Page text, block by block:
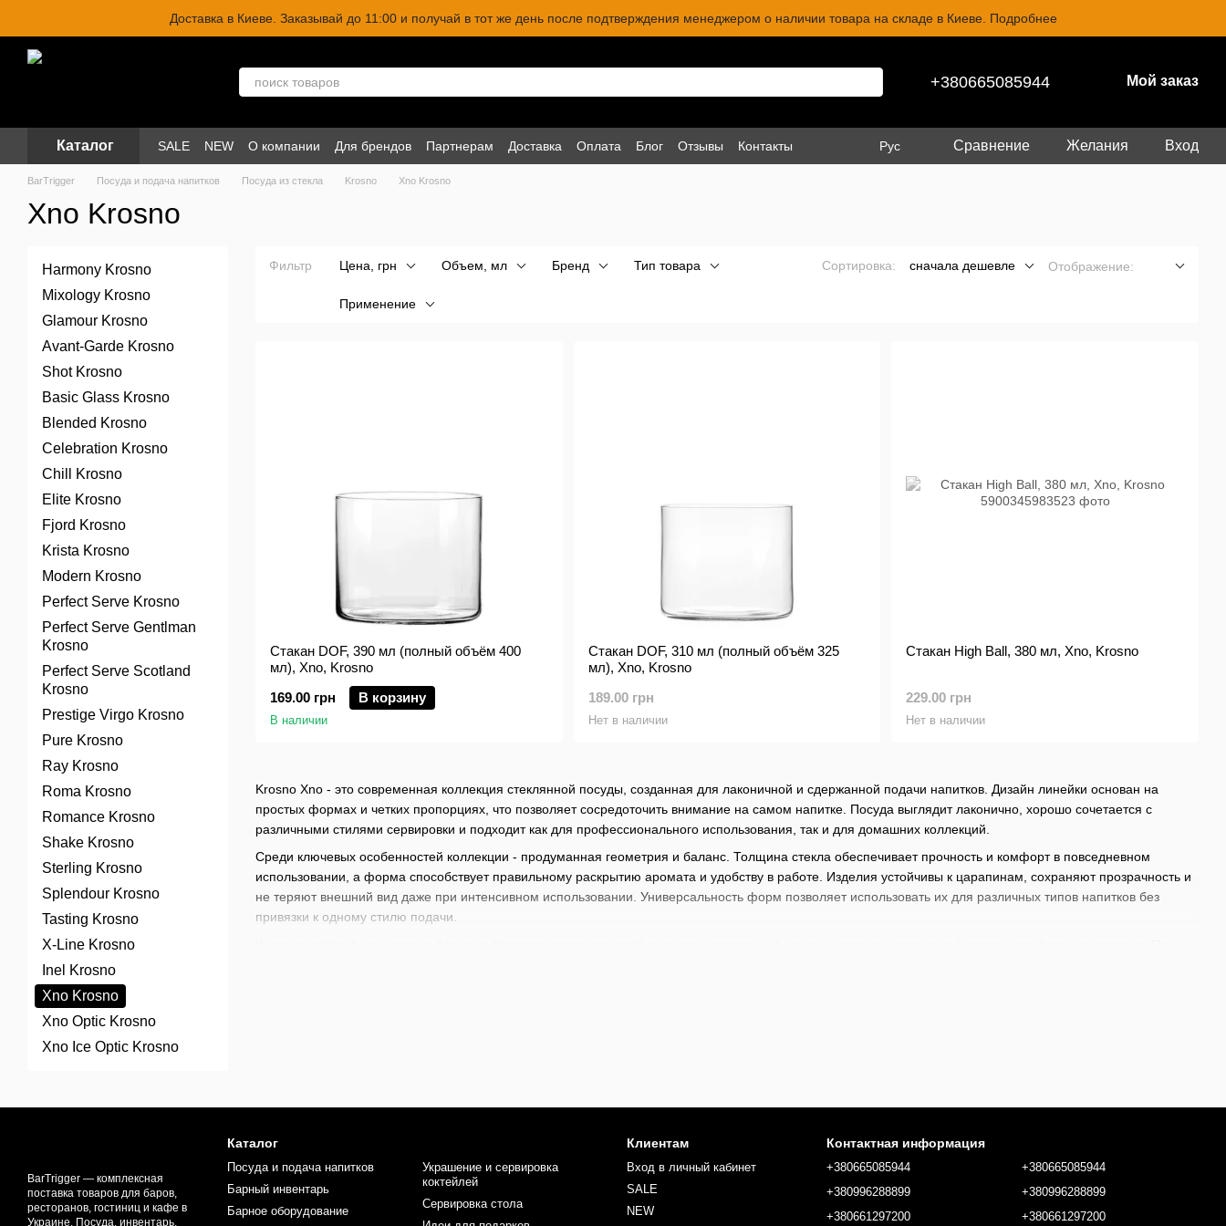
Перейти к основному контентуДоставка в Киеве. Заказывай до 11:00 и получай в тот же день после подтверждения менеджером о наличии товара на складе в Киеве. Подробнее
+380665085944 Мой заказ
Каталог SALE NEW О компании Для брендов Партнерам Доставка Оплата Блог Отзывы Контакты Рус Сравнение Желания Вход
BarTrigger Посуда и подача напитков Посуда из стекла Krosno Xno Krosno
Xno Krosno
Фильтр Цена, грн Объем, мл Бренд Тип товара
Применение
Сортировка: сначала дешевле Отображение:
Krosno Xno - это современная коллекция стеклянной посуды, созданная для лаконичной и сдержанной подачи напитков. Дизайн линейки основан на
простых формах и четких пропорциях, что позволяет сосредоточить внимание на самом напитке. Посуда выглядит лаконично, хорошо сочетается с
различными стилями сервировки и подходит как для профессионального использования, так и для домашних коллекций.
Среди ключевых особенностей коллекции - продуманная геометрия и баланс. Толщина стекла обеспечивает прочность и комфорт в повседневном
использовании, а форма способствует правильному раскрытию аромата и удобству в работе. Изделия устойчивы к царапинам, сохраняют прозрачность и
не теряют внешний вид даже при интенсивном использовании. Универсальность форм позволяет использовать их для различных типов напитков без
привязки к одному стилю подачи.
Стакан DOF, 390 мл (полный объём 400
мл), Xno, Krosno
169.00 грн
В корзину
В наличии
Стакан DOF, 310 мл (полный объём 325
мл), Xno, Krosno
189.00 грн
Нет в наличии
Стакан High Ball, 380 мл, Xno, Krosno
229.00 грн
Нет в наличии
Harmony Krosno
Mixology Krosno
Glamour Krosno
Avant-Garde Krosno
Shot Krosno
Basic Glass Krosno
Blended Krosno
Celebration Krosno
Chill Krosno
Elite Krosno
Fjord Krosno
Krista Krosno
Modern Krosno
Perfect Serve Krosno
Perfect Serve Gentlman
Krosno
Perfect Serve Scotland
Krosno
Prestige Virgo Krosno
Pure Krosno
Ray Krosno
Roma Krosno
Romance Krosno
Shake Krosno
Sterling Krosno
Splendour Krosno
Tasting Krosno
X-Line Krosno
Inel Krosno
Xno Krosno
Xno Optic Krosno
Xno Ice Optic Krosno
BarTrigger — комплексная
поставка товаров для баров,
ресторанов, гостиниц и кафе в
Украине. Посуда, инвентарь,
Каталог
Посуда и подача напитков
Барный инвентарь
Барное оборудование
Украшение и сервировка
коктейлей
Сервировка стола
Клиентам
Вход в личный кабинет
SALE
NEW
Контактная информация
+380665085944
+380996288899
+380661297200
+380665085944
+380996288899
+380661297200